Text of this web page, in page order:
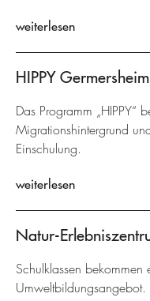
weiterlesen
HIPPY Germersheim
Das Programm „HIPPY“
Migrationshintergrund
Einschulung.
weiterlesen
Natur-
Schulklassen bekommen
Umweltbildungsangebot.